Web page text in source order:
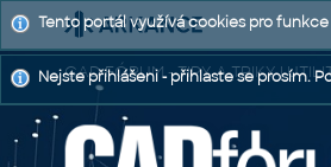
CAD FÓRUM - TIPY A TRIKY |
Tento portál využívá cookies pro
Nejste přihlášeni - přihlaste se prosím.